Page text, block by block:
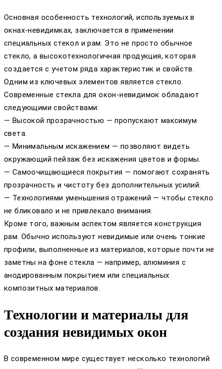
Основная особенность технологий, используемых в
окнах-невидимках, заключается в применении
специальных стекол и рам. Это не просто обычное
стекло, а высокотехнологичная продукция, которая
создается с учетом ряда характеристик и свойств.
Одним из ключевых элементов является стекло.
Современные стекла для окон-невидимок обладают
следующими свойствами:
— Высокой прозрачностью — пропускают максимум
света.
— Минимальным искажением — позволяют видеть
окружающий пейзаж без искажения цветов и формы.
— Самоочищающиеся покрытия — помогают сохранять
прозрачность и чистоту без дополнительных усилий.
— Технологиями уменьшения отражений — чтобы стекло
не бликовало и не привлекало внимания.
Кроме того, важным аспектом является конструкция
рам. Обычно используют невидимые или очень тонкие
профили, выполненные из материалов, которые почти не
заметны на фоне стекла — например, алюминия с
анодированным покрытием или специальных
композитных материалов.
Технологии и материалы для
создания невидимых окон
В современном мире существует несколько технологий